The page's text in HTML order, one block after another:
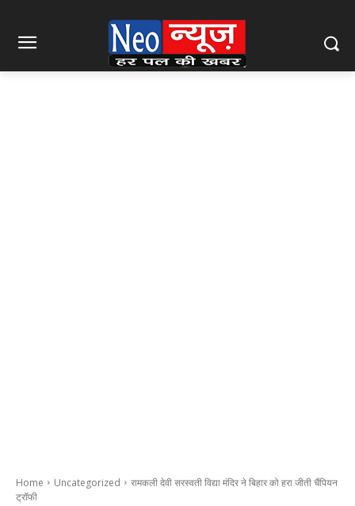
Home Uncategorized
रामकली देवी सरस्वती विद्या मंदिर ने बिहार को हरा जीती चैंपियन
ट्रॉफी